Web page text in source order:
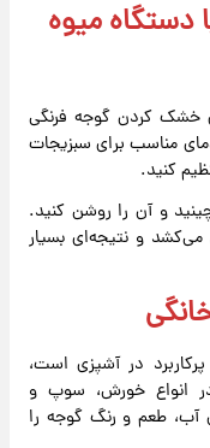
دستگاه میوه
خشک کردن گوجه فرنگی
مناسب برای سبزیجات
و آن را روشن کنید.
۸ تا ۱۲ ساعت طول می‌کشد و نتیجه‌ای بسیار
در آشپزی است،
انواع خورش، سوپ و
آب، طعم و رنگ گوجه را